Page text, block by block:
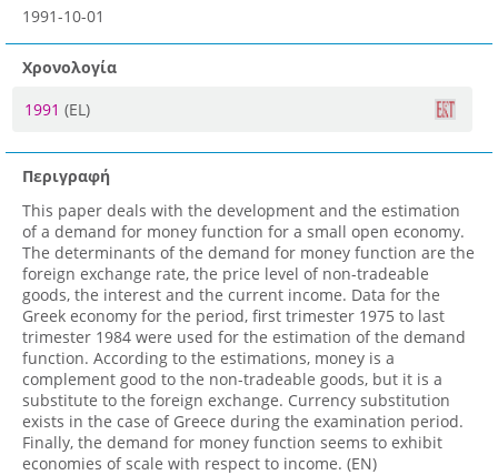
1991-10-01
Χρονολογία
1991 (EL)
Περιγραφή
This paper deals with the development and the estimation
of a demand for money function for a small open economy.
The determinants of the demand for money function are the
foreign exchange rate, the price level of non-tradeable
goods, the interest and the current income. Data for the
Greek economy for the period, first trimester 1975 to last
trimester 1984 were used for the estimation of the demand
function. According to the estimations, money is a
complement good to the non-tradeable goods, but it is a
substitute to the foreign exchange. Currency substitution
exists in the case of Greece during the examination period.
Finally, the demand for money function seems to exhibit
economies of scale with respect to income. (EN)